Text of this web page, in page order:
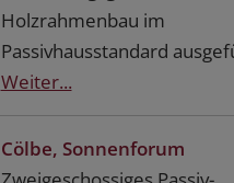
Holzrahmenbau im
Passivhausstandard
Weiter...
Cölbe, Sonnenforum